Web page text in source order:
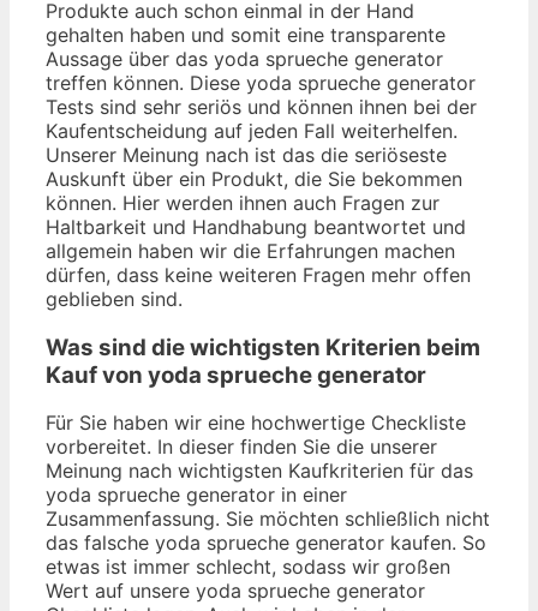
Produkte auch schon einmal in der Hand
gehalten haben und somit eine transparente
Aussage über das yoda sprueche generator
treffen können. Diese yoda sprueche generator
Tests sind sehr seriös und können ihnen bei der
Kaufentscheidung auf jeden Fall weiterhelfen.
Unserer Meinung nach ist das die seriöseste
Auskunft über ein Produkt, die Sie bekommen
können. Hier werden ihnen auch Fragen zur
Haltbarkeit und Handhabung beantwortet und
allgemein haben wir die Erfahrungen machen
dürfen, dass keine weiteren Fragen mehr offen
geblieben sind.
Was sind die wichtigsten Kriterien beim
Kauf von yoda sprueche generator
Für Sie haben wir eine hochwertige Checkliste
vorbereitet. In dieser finden Sie die unserer
Meinung nach wichtigsten Kaufkriterien für das
yoda sprueche generator in einer
Zusammenfassung. Sie möchten schließlich nicht
das falsche yoda sprueche generator kaufen. So
etwas ist immer schlecht, sodass wir großen
Wert auf unsere yoda sprueche generator